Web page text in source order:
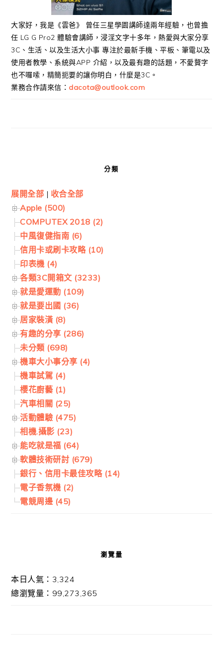
大家好，我是《雲爸》 曾任三星學園講師達兩年經驗，也曾擔
任 LG G Pro2 體驗會講師，浸淫文字十多年，熱愛與大家分享
3C、生活、以及生活大小事 專注於最新手機、平板、筆電以及
使用者教學、系統與APP 介紹，以及最有趣的話題，不愛贅字
也不囉嗦，精簡扼要的讓你明白，什麼是3C。
業務合作請來信： dacota@outlook.com
分類
展開全部 | 收合全部
Apple (500)
COMPUTEX 2018 (2)
中風復健指南 (6)
信用卡或刷卡攻略 (10)
印表機 (4)
各類3C開箱文 (3233)
就是愛運動 (109)
就是要出國 (36)
居家裝潢 (8)
有趣的分享 (286)
未分類 (698)
機車大小事分享 (4)
機車試駕 (4)
櫻花廚藝 (1)
汽車相關 (25)
活動體驗 (475)
相機.攝影 (23)
能吃就是福 (64)
軟體技術研討 (679)
銀行、信用卡最佳攻略 (14)
電子香氛機 (2)
電競周邊 (45)
瀏覽量
本日人氣：3,324
總瀏覽量：99,273,365